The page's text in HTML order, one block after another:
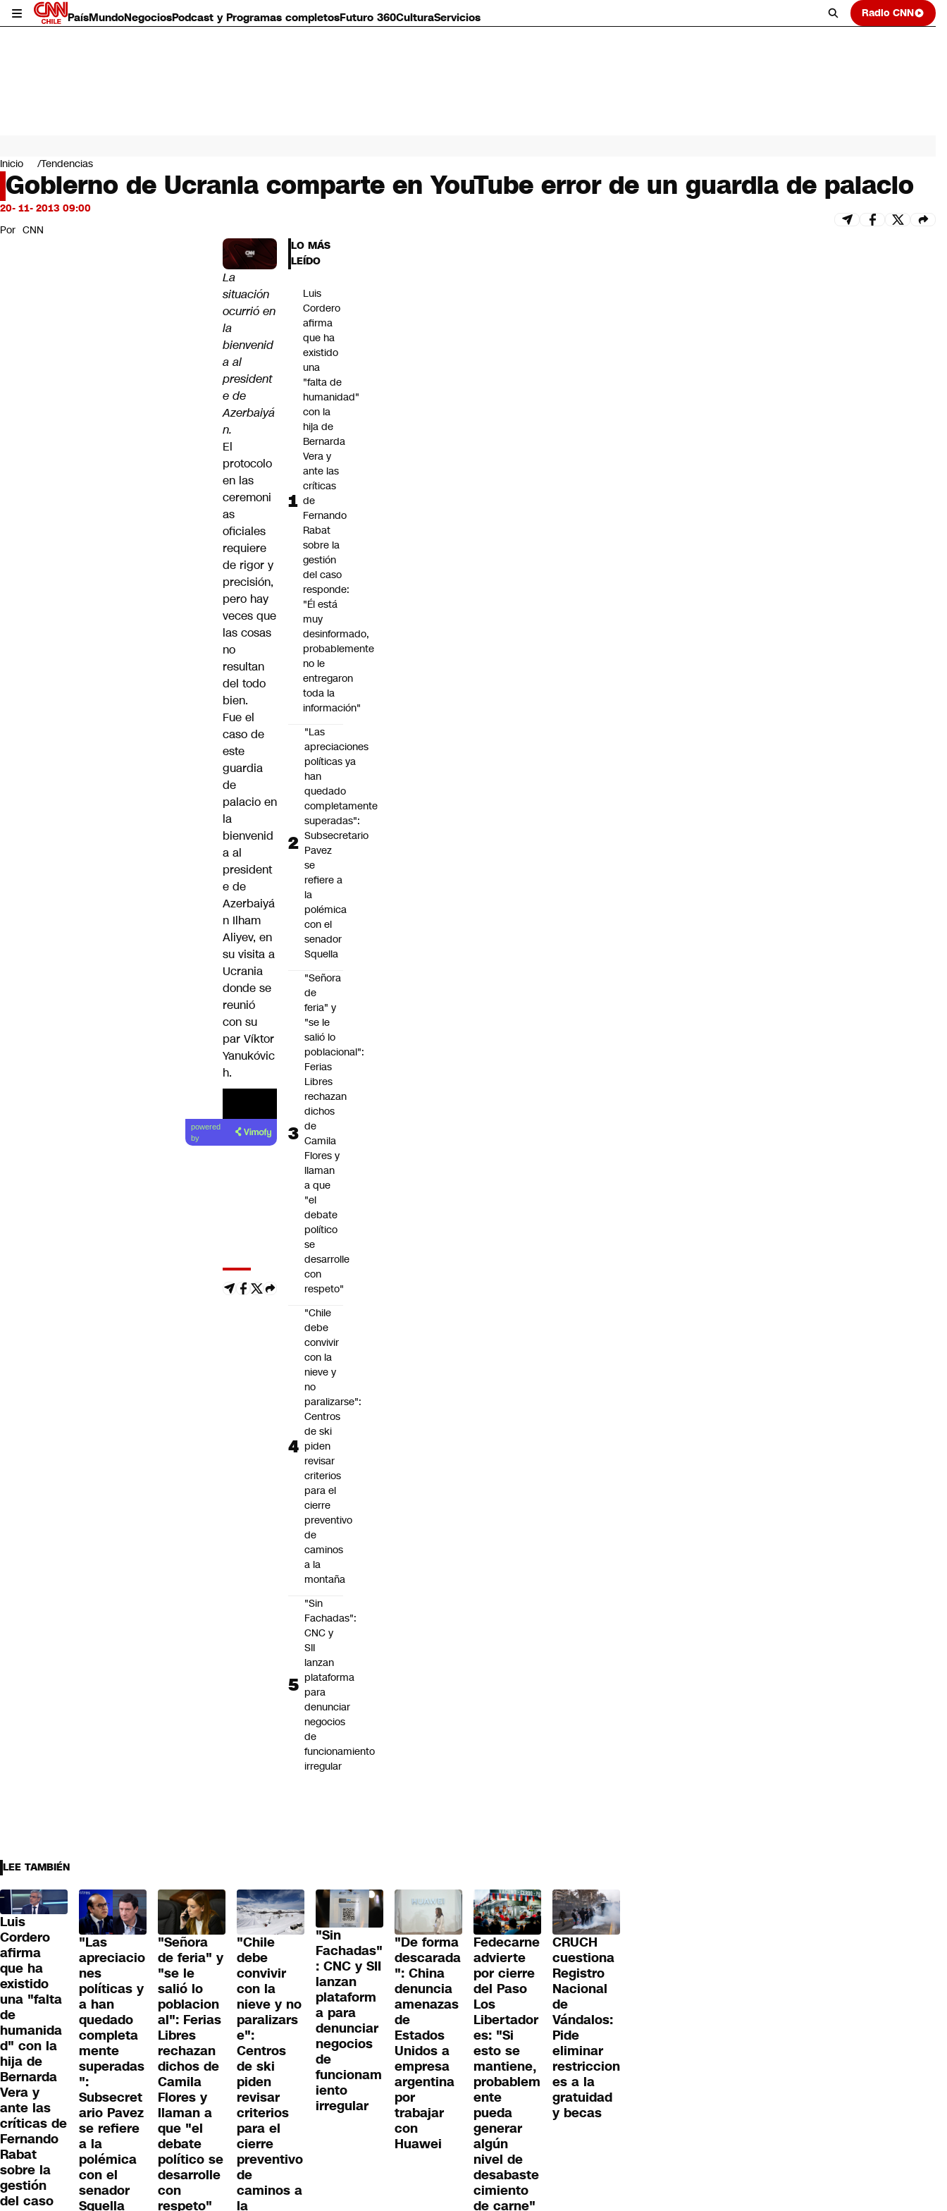
PaísMundoNegociosPodcast y Programas completosFuturo 360CulturaServicios Radio CNN
Mundo
Negocios
Deportes
Programas completos
Servicios
Inicio Tendencias
Gobierno de Ucrania comparte en YouTube error de un guardia de palacio
20- 11- 2013 09:00
Por CNN
La
situación
ocurrió en
la
bienvenid
a al
president
e de
Azerbaiyá
n.
El
protocolo
en las
ceremoni
as
oficiales
requiere
de rigor y
precisión,
pero hay
veces que
las cosas
no
resultan
del todo
bien.
Fue el
caso de
este
guardia
de
palacio en
la
bienvenid
a al
president
e de
Azerbaiyá
n Ilham
Aliyev, en
su visita a
Ucrania
donde se
reunió
con su
par Víktor
Yanukóvic
h.
powered
by
LO MÁS
LEÍDO
Luis
Cordero
afirma
que ha
existido
una
"falta de
humanidad"
con la
hija de
Bernarda
Vera y
ante las
críticas
de
Fernando
Rabat
sobre la
gestión
del caso
responde:
"Él está
muy
desinformado,
probablemente
no le
entregaron
toda la
información"
"Las
apreciaciones
políticas ya
han
quedado
completamente
superadas":
Subsecretario
Pavez
se
refiere a
la
polémica
con el
senador
Squella
"Señora
de
feria" y
"se le
salió lo
poblacional":
Ferias
Libres
rechazan
dichos
de
Camila
Flores y
llaman
a que
"el
debate
político
se
desarrolle
con
respeto"
"Chile
debe
convivir
con la
nieve y
no
paralizarse":
Centros
de ski
piden
revisar
criterios
para el
cierre
preventivo
de
caminos
a la
montaña
"Sin
Fachadas":
CNC y
SII
lanzan
plataforma
para
denunciar
negocios
de
funcionamiento
irregular
LEE TAMBIÉN
Luis
Cordero
afirma
que ha
existido
una "falta
de
humanida
d" con la
hija de
Bernarda
Vera y
ante las
críticas de
Fernando
Rabat
sobre la
gestión
del caso
"Las
apreciacio
nes
políticas y
a han
quedado
completa
mente
superadas
":
Subsecret
ario Pavez
se refiere
a la
polémica
con el
senador
Squella
"Señora
de feria" y
"se le
salió lo
poblacion
al": Ferias
Libres
rechazan
dichos de
Camila
Flores y
llaman a
que "el
debate
político se
desarrolle
con
respeto"
"Chile
debe
convivir
con la
nieve y no
paralizars
e":
Centros
de ski
piden
revisar
criterios
para el
cierre
preventivo
de
caminos a
la
"Sin
Fachadas"
: CNC y SII
lanzan
plataform
a para
denunciar
negocios
de
funcionam
iento
irregular
"De forma
descarada
": China
denuncia
amenazas
de
Estados
Unidos a
empresa
argentina
por
trabajar
con
Huawei
Fedecarne
advierte
por cierre
del Paso
Los
Libertador
es: "Si
esto se
mantiene,
probablem
ente
pueda
generar
algún
nivel de
desabaste
cimiento
de carne"
CRUCH
cuestiona
Registro
Nacional
de
Vándalos:
Pide
eliminar
restriccion
es a la
gratuidad
y becas